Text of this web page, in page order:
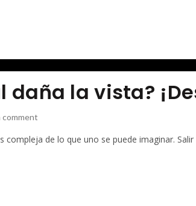
daña la vista?
comment
compleja de lo que uno se puede imaginar.